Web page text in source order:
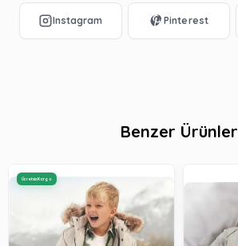
Benzer Ürünler
Ücretsiz Kargo